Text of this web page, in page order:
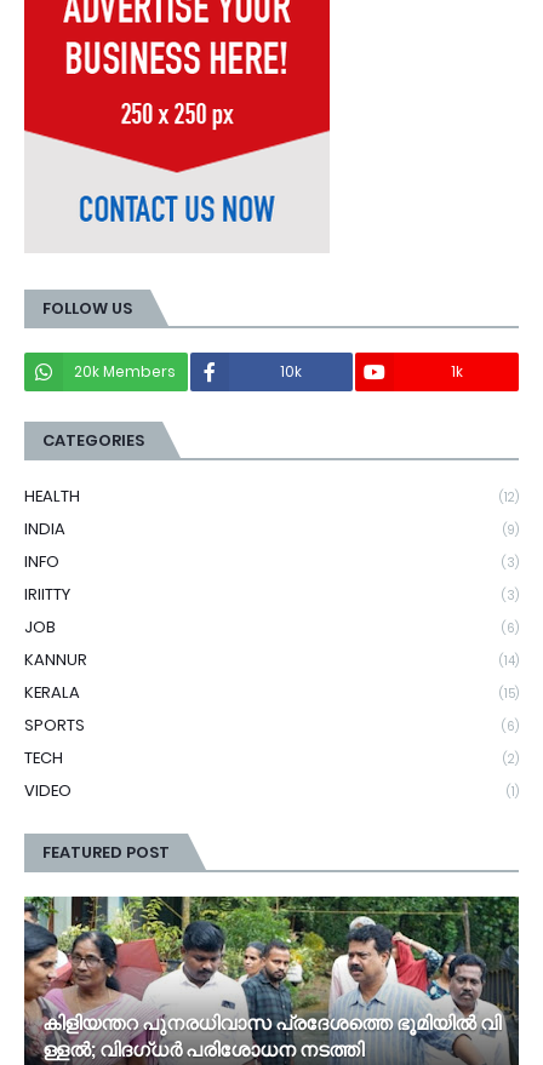
FOLLOW US
20k Members 10k 1k
CATEGORIES
HEALTH (12)
INDIA (9)
INFO (3)
IRIITTY (3)
JOB (6)
KANNUR (14)
KERALA (15)
SPORTS (6)
TECH (2)
VIDEO (1)
FEATURED POST
കി​ളി​യ​ന്ത​റ പു​ന​ര​ധി​വാ​സ പ്രദേശത്തെ ഭൂ​മി​യി​ൽ വി​
ള്ള​ൽ; വി​ദ​ഗ്ധ​ർ പ​രി​ശോ​ധ​ന ന​ട​ത്തി